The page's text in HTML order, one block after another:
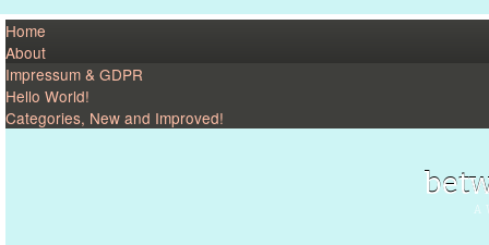
Home
About
Impressum & GDPR
Hello World!
Categories, New and Improved!
A